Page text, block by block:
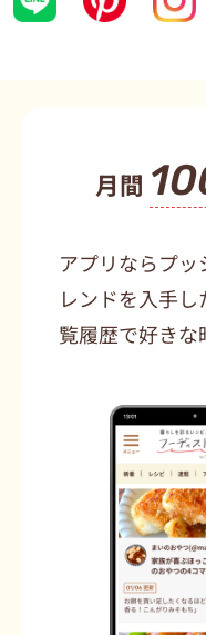
月間
アプリならプ
レンドを入手
覧履歴で好きな